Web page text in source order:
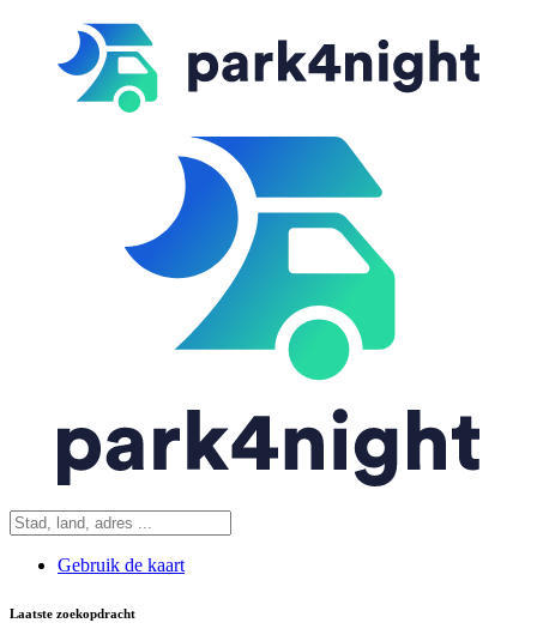
Gebruik de kaart
Laatste zoekopdracht